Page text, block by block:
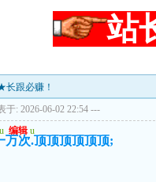
站
跟必赚！
于: 2026-06-02 22:54 ---
u 编辑 u
万次.顶顶顶顶顶顶;